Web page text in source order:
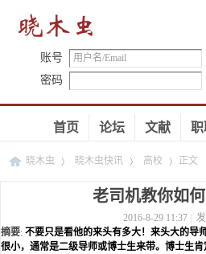
账号
密码
首页 论坛 文献 职
晓木虫
›
晓木虫快讯
›
高校
›
正文
老司机教你如
2016-8-29 11:37
摘要: 不要只是看他的来头有多大！来头大的导
很小，通常是二级导师或博士生来带。博士生